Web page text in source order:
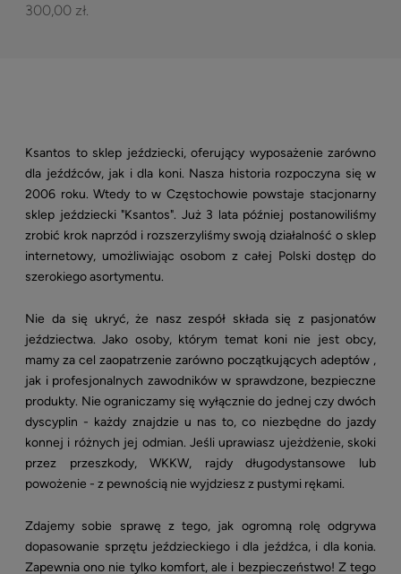
300,00 zł.
Ksantos to sklep jeździecki, oferujący wyposażenie zarówno
dla jeźdźców, jak i dla koni. Nasza historia rozpoczyna się w
2006 roku. Wtedy to w Częstochowie powstaje stacjonarny
sklep jeździecki "Ksantos". Już 3 lata później postanowiliśmy
zrobić krok naprzód i rozszerzyliśmy swoją działalność o sklep
internetowy, umożliwiając osobom z całej Polski dostęp do
szerokiego asortymentu.
Nie da się ukryć, że nasz zespół składa się z pasjonatów
jeździectwa. Jako osoby, którym temat koni nie jest obcy,
mamy za cel zaopatrzenie zarówno początkujących adeptów ,
jak i profesjonalnych zawodników w sprawdzone, bezpieczne
produkty. Nie ograniczamy się wyłącznie do jednej czy dwóch
dyscyplin - każdy znajdzie u nas to, co niezbędne do jazdy
konnej i różnych jej odmian. Jeśli uprawiasz ujeżdżenie, skoki
przez przeszkody, WKKW, rajdy długodystansowe lub
powożenie - z pewnością nie wyjdziesz z pustymi rękami.
Zdajemy sobie sprawę z tego, jak ogromną rolę odgrywa
dopasowanie sprzętu jeździeckiego i dla jeźdźca, i dla konia.
Zapewnia ono nie tylko komfort, ale i bezpieczeństwo! Z tego